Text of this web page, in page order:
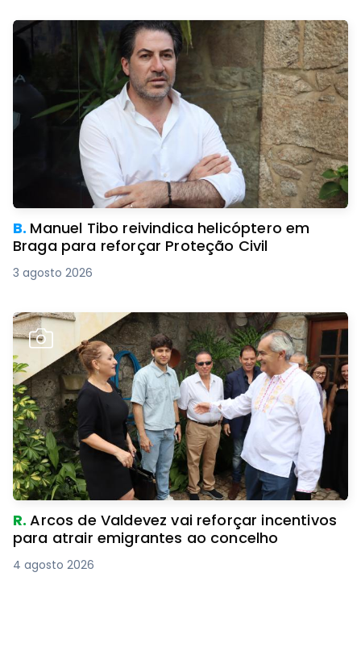
B. Manuel Tibo reivindica helicóptero em
Braga para reforçar Proteção Civil
3 agosto 2026
R.Arcos de Valdevez vai reforçar incentivos
para atrair emigrantes ao concelho
4 agosto 2026